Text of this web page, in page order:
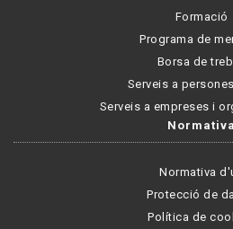
Formació
Programa de
Borsa de
Serveis a
Serveis a empreses i
Normativa
Normativa
Protecció de
Política de